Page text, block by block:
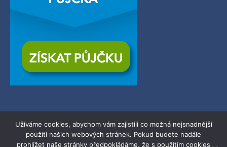
© 2026Zerba.cz| Všechna práva vyhrazena.
Užíváme cookies, abychom vám zajistili co možná nejsnadnější
použití našich webových stránek. Pokud budete nadále
prohlížet naše stránky předpokládáme, že s použitím cookies